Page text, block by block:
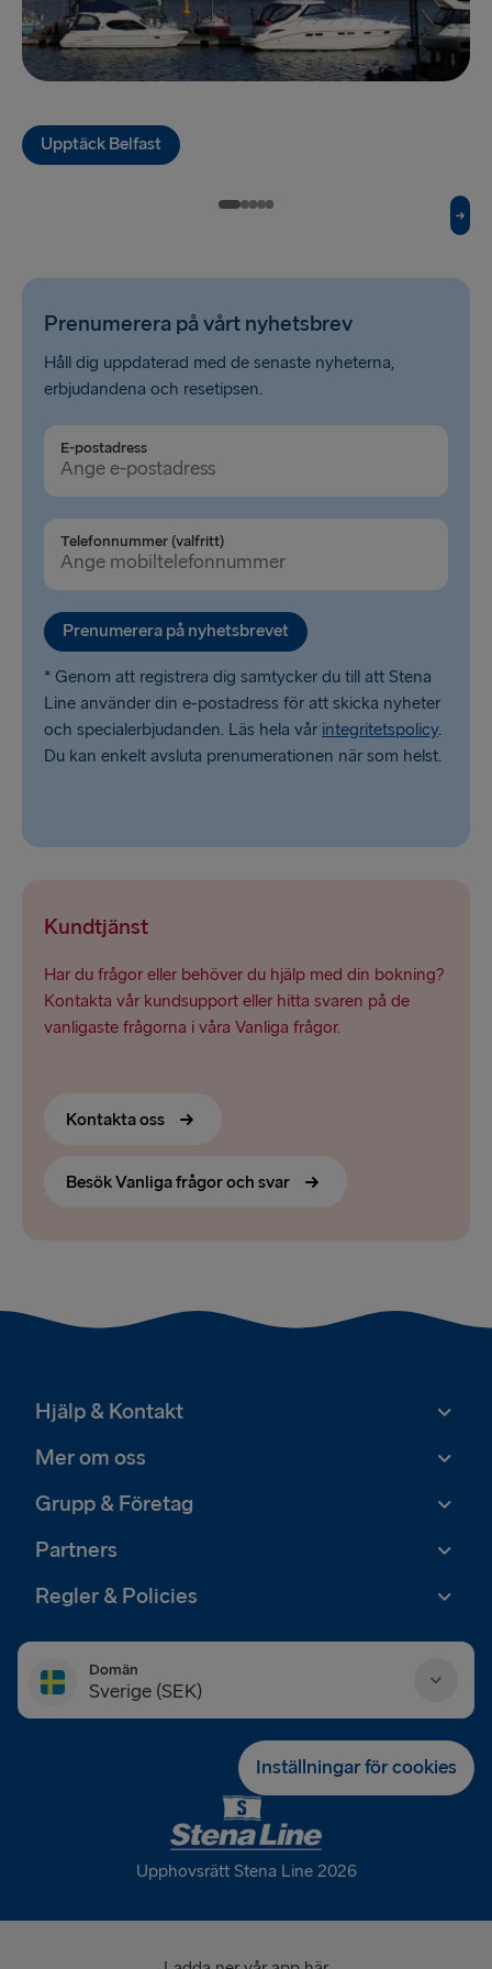
TILL LETTLAND
Ventspils → Nynäshamn
Belfast → Liverpool
Hoek van Holland → Harwich
Holyhead → Dublin
Travemünde → Liepāja
Cairnryan → Belfast
Harwich → Hoek van Holland
Dublin → Holyhead
Liepāja → Travemünde
Upptäck Belfast
Prenumerera på vårt nyhetsbrev
Håll dig uppdaterad med de senaste nyheterna,
erbjudandena och resetipsen.
E-postadress
Telefonnummer (valfritt)
Prenumerera på nyhetsbrevet
* Genom att registrera dig samtycker du till att Stena
Line använder din e-postadress för att skicka nyheter
och specialerbjudanden. Läs hela vår integritetspolicy.
Du kan enkelt avsluta prenumerationen när som helst.
Kundtjänst
Har du frågor eller behöver du hjälp med din bokning?
Kontakta vår kundsupport eller hitta svaren på de
vanligaste frågorna i våra Vanliga frågor.
Kontakta oss
Besök Vanliga frågor och svar
Hjälp & Kontakt
Mer om oss
Grupp & Företag
Partners
Regler & Policies
Domän
Sverige (SEK)
Inställningar för cookies
Upphovsrätt Stena Line 2026